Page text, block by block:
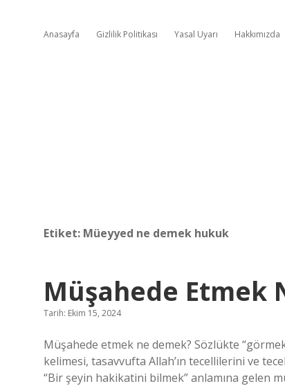
Anasayfa Gizlilik Politikası Yasal Uyarı Hakkımızda
Etiket: Müeyyed ne demek hukuk
Müşahede Etmek
Tarih: Ekim 15, 2024
Müşahede etmek ne demek? Sözlükte
kelimesi, tasavvufta Allah’ın tecellilerini ve
“Bir şeyin hakikatini bilmek” anlamına gelen